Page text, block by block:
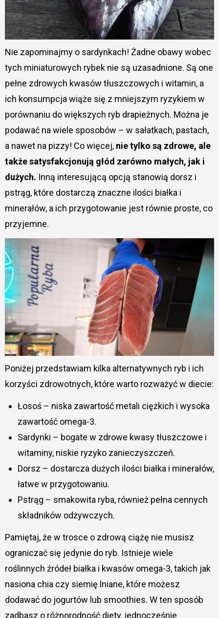
Nie zapominajmy o sardynkach! Żadne obawy wobec
tych miniaturowych rybek nie są uzasadnione. Są one
pełne zdrowych kwasów tłuszczowych i witamin, a
ich konsumpcja wiąże się z mniejszym ryzykiem w
porównaniu do większych ryb drapieżnych. Można je
podawać na wiele sposobów – w sałatkach, pastach,
a nawet na pizzy! Co więcej, nie tylko są zdrowe, ale
także satysfakcjonują głód zarówno małych, jak i
dużych. Inną interesującą opcją stanowią dorsz i
pstrąg, które dostarczą znaczne ilości białka i
minerałów, a ich przygotowanie jest równie proste, co
przyjemne.
Poniżej przedstawiam kilka alternatywnych ryb i ich
korzyści zdrowotnych, które warto rozważyć w diecie:
Łosoś – niska zawartość metali ciężkich i wysoka
zawartość omega-3.
Sardynki – bogate w zdrowe kwasy tłuszczowe i
witaminy, niskie ryzyko zanieczyszczeń.
Dorsz – dostarcza dużych ilości białka i minerałów,
łatwe w przygotowaniu.
Pstrąg – smakowita ryba, również pełna cennych
składników odżywczych.
Pamiętaj, że w trosce o zdrową ciążę nie musisz
ograniczać się jedynie do ryb. Istnieje wiele
roślinnych źródeł białka i kwasów omega-3, takich jak
nasiona chia czy siemię lniane, które możesz
dodawać do jogurtów lub smoothies. W ten sposób
zadbasz o różnorodność diety, jednocześnie